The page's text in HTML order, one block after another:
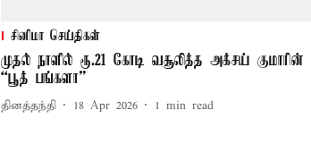
சினிமா செய்திகள்
முதல் நாளில் ரூ.21 கோடி வசூலித்த அக்சய் குமாரின்
“பூத் பங்களா”
தினத்தந்தி 18 Apr 2026 1 min read